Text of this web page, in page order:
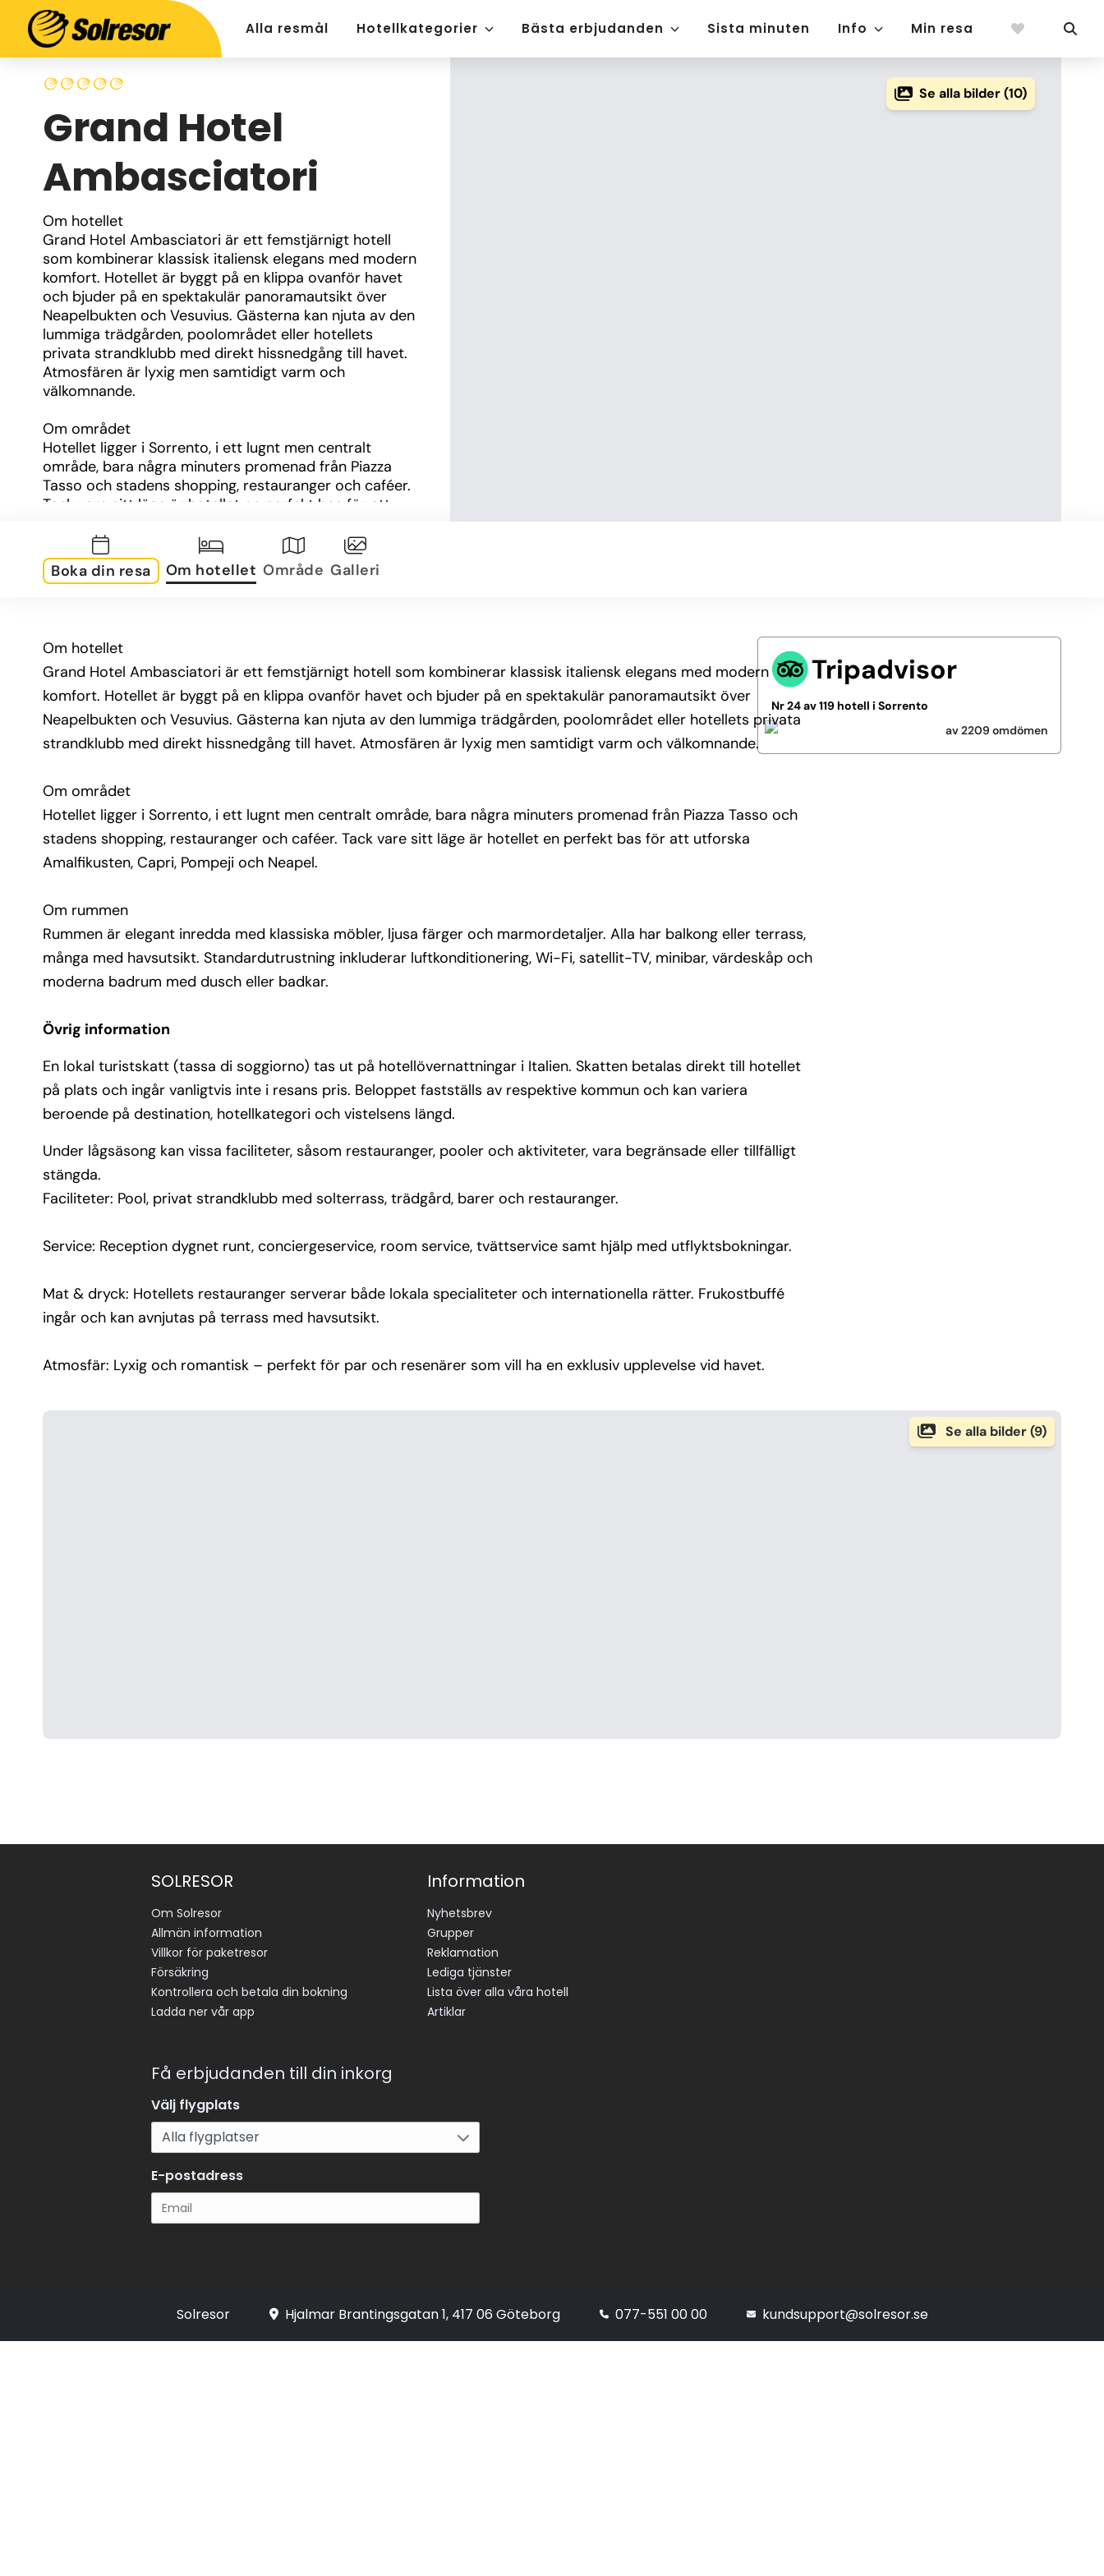
Alla resmål Hotellkategorier Bästa erbjudanden Sista minuten Info Min resa
Grand Hotel
Ambasciatori
Om hotellet
Grand Hotel Ambasciatori är ett femstjärnigt hotell
som kombinerar klassisk italiensk elegans med modern
komfort. Hotellet är byggt på en klippa ovanför havet
och bjuder på en spektakulär panoramautsikt över
Neapelbukten och Vesuvius. Gästerna kan njuta av den
lummiga trädgården, poolområdet eller hotellets
privata strandklubb med direkt hissnedgång till havet.
Atmosfären är lyxig men samtidigt varm och
välkomnande.
Om området
Hotellet ligger i Sorrento, i ett lugnt men centralt
område, bara några minuters promenad från Piazza
Tasso och stadens shopping, restauranger och caféer.
Tack vare sitt läge är hotellet en perfekt bas för att
Om rummen
Rummen är elegant inredda med klassiska möbler, ljusa
värdeskåp och moderna badrum med dusch eller
badkar.
Övrig information
Faciliteter: Pool, privat strandklubb med solterrass,
Service: Reception dygnet runt, conciergeservice, room
service, tvättservice samt hjälp med utflyktsbokningar.
Mat & dryck: Hotellets restauranger serverar både
Frukostbuffé ingår och kan avnjutas på terrass med
havsutsikt.
Atmosfär: Lyxig och romantisk – perfekt för par och
resenärer som vill ha en exklusiv upplevelse vid havet.
Se alla bilder (10)
Boka din resa Om hotellet Område Galleri
Om hotellet
Grand Hotel Ambasciatori är ett femstjärnigt hotell som kombinerar klassisk italiensk elegans med modern
komfort. Hotellet är byggt på en klippa ovanför havet och bjuder på en spektakulär panoramautsikt över
Neapelbukten och Vesuvius. Gästerna kan njuta av den lummiga trädgården, poolområdet eller hotellets privata
strandklubb med direkt hissnedgång till havet. Atmosfären är lyxig men samtidigt varm och välkomnande.
Om området
Hotellet ligger i Sorrento, i ett lugnt men centralt område, bara några minuters promenad från Piazza Tasso och
stadens shopping, restauranger och caféer. Tack vare sitt läge är hotellet en perfekt bas för att utforska
Amalfikusten, Capri, Pompeji och Neapel.
Om rummen
Rummen är elegant inredda med klassiska möbler, ljusa färger och marmordetaljer. Alla har balkong eller terrass,
många med havsutsikt. Standardutrustning inkluderar luftkonditionering, Wi-Fi, satellit-TV, minibar, värdeskåp och
moderna badrum med dusch eller badkar.
Övrig information
En lokal turistskatt (tassa di soggiorno) tas ut på hotellövernattningar i Italien. Skatten betalas direkt till hotellet
på plats och ingår vanligtvis inte i resans pris. Beloppet fastställs av respektive kommun och kan variera
beroende på destination, hotellkategori och vistelsens längd.
Under lågsäsong kan vissa faciliteter, såsom restauranger, pooler och aktiviteter, vara begränsade eller tillfälligt
stängda.
Faciliteter: Pool, privat strandklubb med solterrass, trädgård, barer och restauranger.
Service: Reception dygnet runt, conciergeservice, room service, tvättservice samt hjälp med utflyktsbokningar.
Mat & dryck: Hotellets restauranger serverar både lokala specialiteter och internationella rätter. Frukostbuffé
ingår och kan avnjutas på terrass med havsutsikt.
Atmosfär: Lyxig och romantisk – perfekt för par och resenärer som vill ha en exklusiv upplevelse vid havet.
Tripadvisor
Nr 24 av 119 hotell i Sorrento
av 2209 omdömen
Se alla bilder (9)
SOLRESOR
Om Solresor
Allmän information
Villkor för paketresor
Försäkring
Kontrollera och betala din bokning
Ladda ner vår app
Information
Nyhetsbrev
Grupper
Reklamation
Lediga tjänster
Lista över alla våra hotell
Artiklar
Få erbjudanden till din inkorg
Välj flygplats
E-postadress
Solresor Hjalmar Brantingsgatan 1, 417 06 Göteborg 077-551 00 00 kundsupport@solresor.se